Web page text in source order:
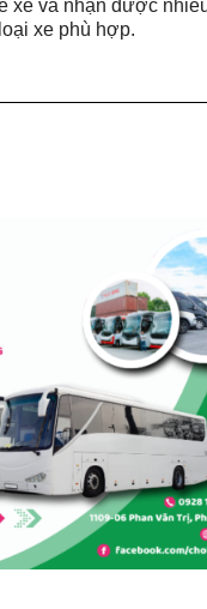
xe và nhận được
xe phù hợp.